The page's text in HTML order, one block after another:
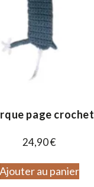
page crochet
24,90€
Ajouter au panier